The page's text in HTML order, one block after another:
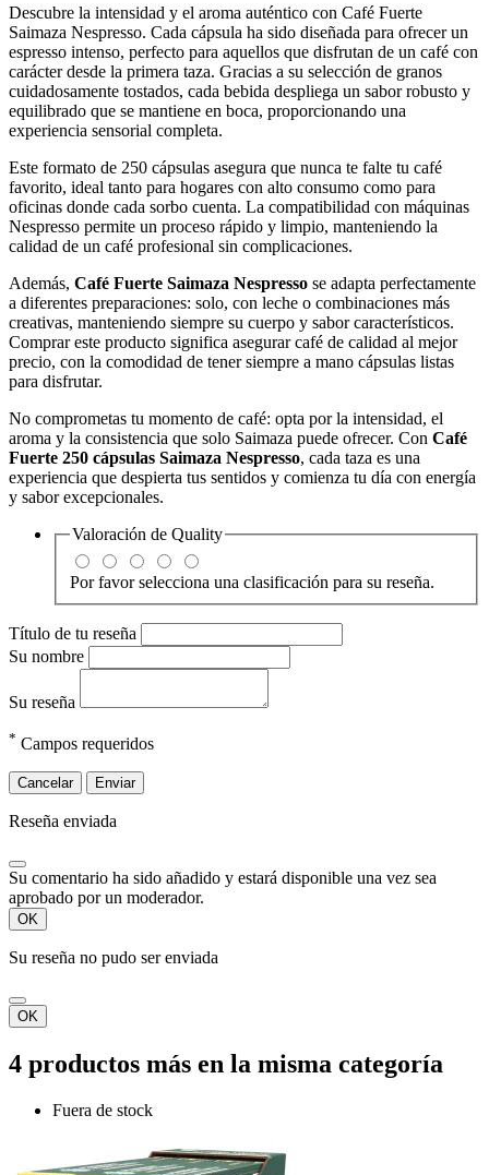
Descubre la intensidad y el aroma auténtico con Café Fuerte
Saimaza Nespresso. Cada cápsula ha sido diseñada para ofrecer un
espresso intenso, perfecto para aquellos que disfrutan de un café con
carácter desde la primera taza. Gracias a su selección de granos
cuidadosamente tostados, cada bebida despliega un sabor robusto y
equilibrado que se mantiene en boca, proporcionando una
experiencia sensorial completa.
Este formato de 250 cápsulas asegura que nunca te falte tu café
favorito, ideal tanto para hogares con alto consumo como para
oficinas donde cada sorbo cuenta. La compatibilidad con máquinas
Nespresso permite un proceso rápido y limpio, manteniendo la
calidad de un café profesional sin complicaciones.
Además, Café Fuerte Saimaza Nespresso se adapta perfectamente
a diferentes preparaciones: solo, con leche o combinaciones más
creativas, manteniendo siempre su cuerpo y sabor característicos.
Comprar este producto significa asegurar café de calidad al mejor
precio, con la comodidad de tener siempre a mano cápsulas listas
para disfrutar.
No comprometas tu momento de café: opta por la intensidad, el
aroma y la consistencia que solo Saimaza puede ofrecer. Con Café
Fuerte 250 cápsulas Saimaza Nespresso, cada taza es una
experiencia que despierta tus sentidos y comienza tu día con energía
y sabor excepcionales.
Valoración de Quality
Por favor selecciona una clasificación para su reseña.
Título de tu reseña
Su nombre
Su reseña
* Campos requeridos
Cancelar Enviar
Reseña enviada
Su comentario ha sido añadido y estará disponible una vez sea
aprobado por un moderador.
OK
Su reseña no pudo ser enviada
OK
4 productos más en la misma categoría
Fuera de stock